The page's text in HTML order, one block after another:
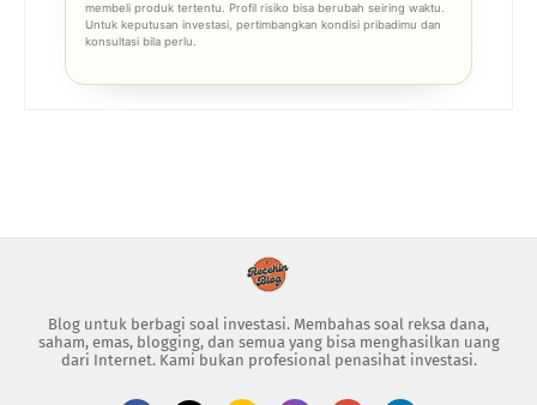
membeli produk tertentu. Profil risiko bisa berubah seiring waktu.
Untuk keputusan investasi, pertimbangkan kondisi pribadimu dan
konsultasi bila perlu.
Blog untuk berbagi soal investasi. Membahas soal reksa dana,
saham, emas, blogging, dan semua yang bisa menghasilkan uang
dari Internet. Kami bukan profesional penasihat investasi.